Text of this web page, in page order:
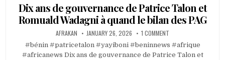
Dix ans de gouvernance de Patrice Talon et
Romuald Wadagni à quand le bilan des PAG
AFRAKAN JANUARY 26, 2026 1 COMMENT
#bénin #patricetalon #yayiboni #beninnews #afrique
#africanews Dix ans de gouvernance de Patrice Talon et